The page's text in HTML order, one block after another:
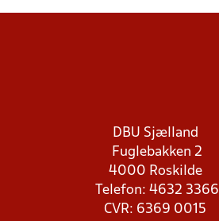
DBU Sjælland
Fuglebakken 2
4000 Roskilde
Telefon: 4632 3366
CVR: 6369 0015